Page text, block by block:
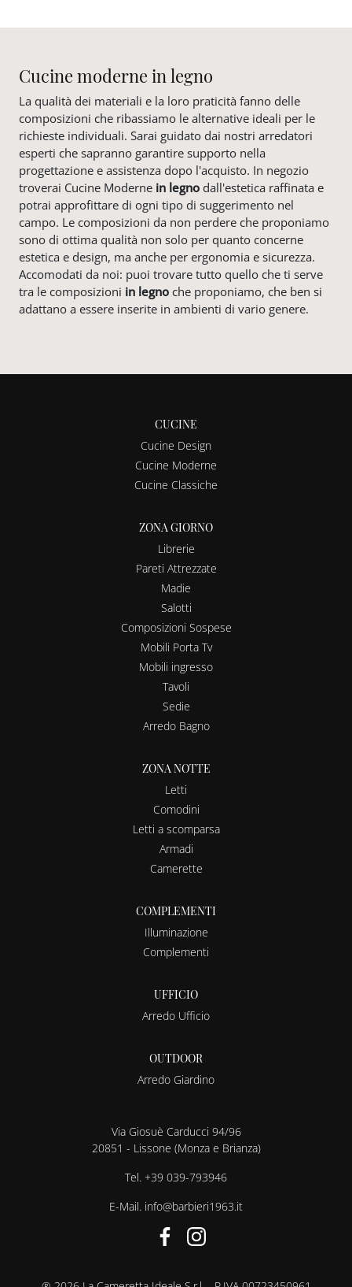
Cucine moderne in legno
La qualità dei materiali e la loro praticità fanno delle
composizioni che ribassiamo le alternative ideali per le
richieste individuali. Sarai guidato dai nostri arredatori
esperti che sapranno garantire supporto nella
progettazione e assistenza dopo l'acquisto. In negozio
troverai Cucine Moderne in legno dall'estetica raffinata e
potrai approfittare di ogni tipo di suggerimento nel
campo. Le composizioni da non perdere che proponiamo
sono di ottima qualità non solo per quanto concerne
estetica e design, ma anche per ergonomia e sicurezza.
Accomodati da noi: puoi trovare tutto quello che ti serve
tra le composizioni in legno che proponiamo, che ben si
adattano a essere inserite in ambienti di vario genere.
CUCINE
Cucine Design
Cucine Moderne
Cucine Classiche
ZONA GIORNO
Librerie
Pareti Attrezzate
Madie
Salotti
Composizioni Sospese
Mobili Porta Tv
Mobili ingresso
Tavoli
Sedie
Arredo Bagno
ZONA NOTTE
Letti
Comodini
Letti a scomparsa
Armadi
Camerette
COMPLEMENTI
Illuminazione
Complementi
UFFICIO
Arredo Ufficio
OUTDOOR
Arredo Giardino
Via Giosuè Carducci 94/96
20851 - Lissone (Monza e Brianza)
Tel. +39 039-793946
E-Mail. info@barbieri1963.it